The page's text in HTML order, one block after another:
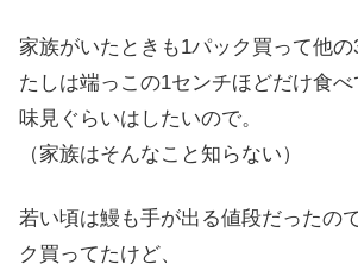
家族がいたときも1パック買って他
たしは端っこの1センチほどだけ食べ
味見ぐらいはしたいので。
（家族はそんなこと知らない）
若い頃は鰻も手が出る値段だったの
ク買ってたけど、